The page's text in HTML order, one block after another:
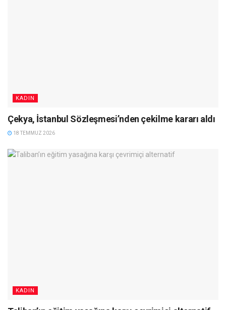
KADIN
Çekya, İstanbul Sözleşmesi’nden çekilme kararı aldı
18 TEMMUZ 2026
KADIN